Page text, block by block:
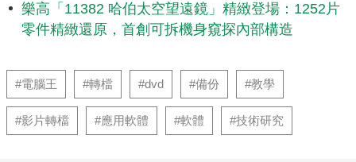
樂高「11382 哈伯太空望遠鏡」精緻登場：1252片
零件精緻還原，首創可拆機身窺探內部構造
#電腦王 #轉檔 #dvd #備份 #教學
#影片轉檔 #應用軟體 #軟體 #技術研究